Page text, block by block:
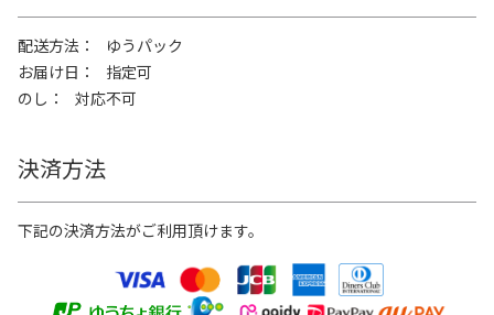
配送方法
ゆうパック
お届け日
指定可
のし
対応不可
決済方法
下記の決済方法がご利用頂けます。